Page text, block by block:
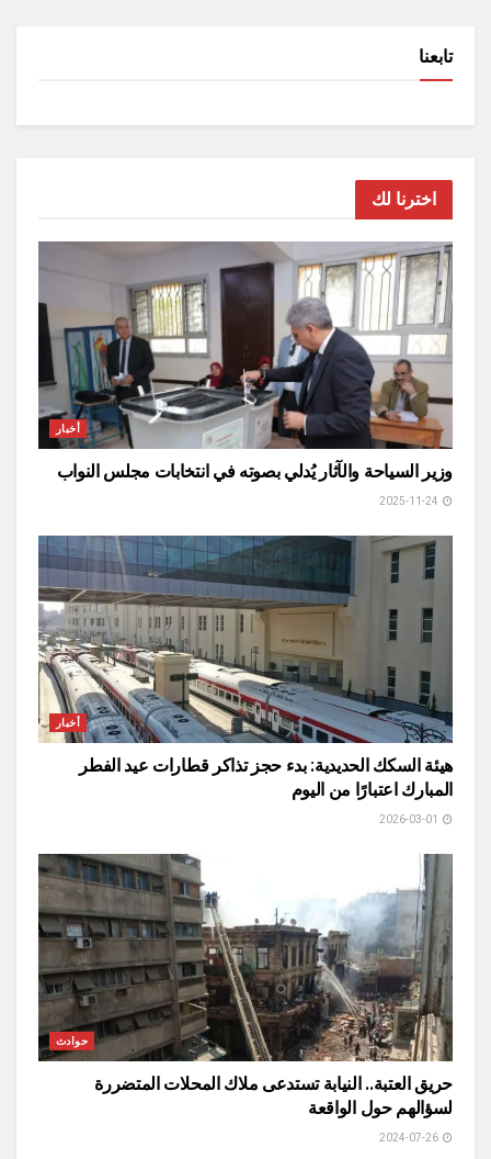
تابعنا
اخترنا لك
أخبار
وزير السياحة والآثار يُدلي بصوته في انتخابات مجلس النواب
أخبار
هيئة السكك الحديدية: بدء حجز تذاكر قطارات عيد الفطر
المبارك اعتبارًا من اليوم
حوادث
حريق العتبة.. النيابة تستدعى ملاك المحلات المتضررة
لسؤالهم حول الواقعة